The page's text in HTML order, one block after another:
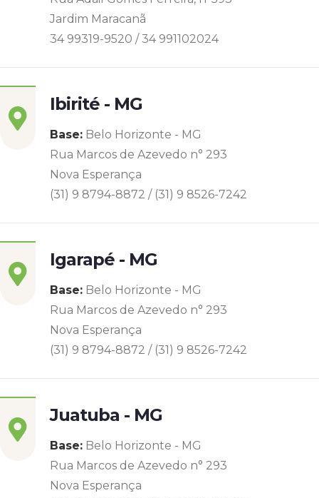
Jardim Maracanã
34 99319-9520 / 34 991102024
Ibirité - MG
Base: Belo Horizonte - MG
Rua Marcos de Azevedo n° 293
Nova Esperança
(31) 9 8794-8872 / (31) 9 8526-7242
Igarapé - MG
Base: Belo Horizonte - MG
Rua Marcos de Azevedo n° 293
Nova Esperança
(31) 9 8794-8872 / (31) 9 8526-7242
Juatuba - MG
Base: Belo Horizonte - MG
Rua Marcos de Azevedo n° 293
Nova Esperança